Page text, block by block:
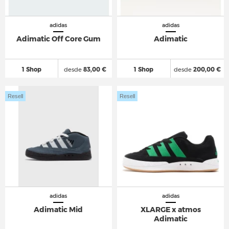
adidas
Adimatic Off Core Gum
1 Shop desde83,00 €
adidas
Adimatic
1 Shop desde200,00 €
adidas
Adimatic Mid
Resell
adidas
XLARGE x atmos
Adimatic
Resell